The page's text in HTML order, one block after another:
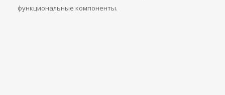
функциональные компоненты.